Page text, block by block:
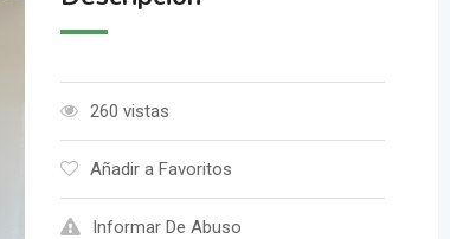
260 vistas
Añadir a Favoritos
Informar De Abuso